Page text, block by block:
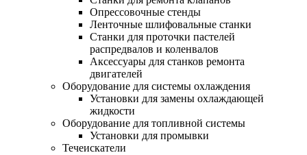
Опрессовочные стенды
Ленточные шлифовальные станки
Станки для проточки пастелей
распредвалов и коленвалов
Аксессуары для станков ремонта
двигателей
Оборудование для системы охлаждения
Установки для замены охлаждающей
жидкости
Оборудование для топливной системы
Установки для промывки
Течеискатели